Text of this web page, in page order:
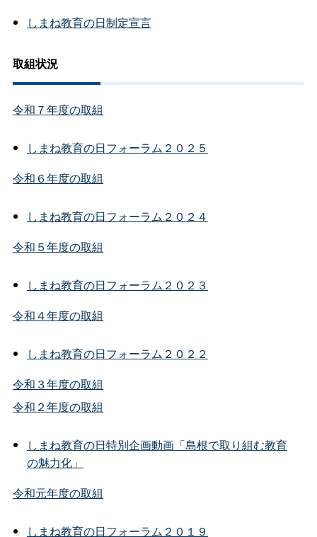
しまね教育の日制定宣言
取組状況
令和７年度の取組
しまね教育の日フォーラム２０２５
令和６年度の取組
しまね教育の日フォーラム２０２４
令和５年度の取組
しまね教育の日フォーラム２０２３
令和４年度の取組
しまね教育の日フォーラム２０２２
令和３年度の取組
令和２年度の取組
しまね教育の日特別企画動画「島根で取り組む教育
の魅力化」
令和元年度の取組
しまね教育の日フォーラム２０１９